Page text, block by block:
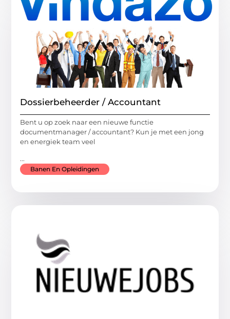
Dossierbeheerder / Accountant
Bent u op zoek naar een nieuwe functie
documentmanager / accountant? Kun je met een jong
en energiek team veel
...
Banen En Opleidingen